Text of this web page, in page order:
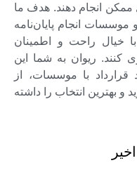
ممکن انجام دهند. هدف ما
موسسات انجام پایان‌نامه
با خیال راحت و اطمینان
کنند. ریوان به شما این
قرارداد با موسسات، از
بهترین انتخاب را داشته